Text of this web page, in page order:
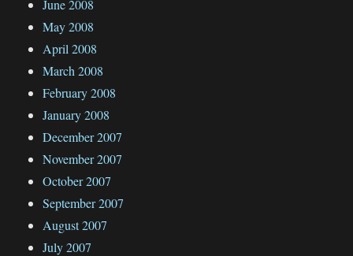
June 2008
May 2008
April 2008
March 2008
February 2008
January 2008
December 2007
November 2007
October 2007
September 2007
August 2007
July 2007